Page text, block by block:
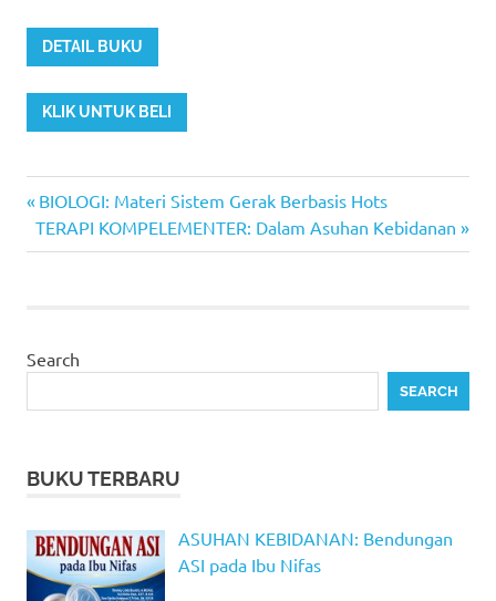
DETAIL BUKU
KLIK UNTUK BELI
Post
navigation
Previous
Post:
BIOLOGI: Materi Sistem Gerak Berbasis Hots
Next
Post:
TERAPI KOMPELEMENTER: Dalam Asuhan Kebidanan
Search
SEARCH
BUKU TERBARU
ASUHAN KEBIDANAN: Bendungan
ASI pada Ibu Nifas